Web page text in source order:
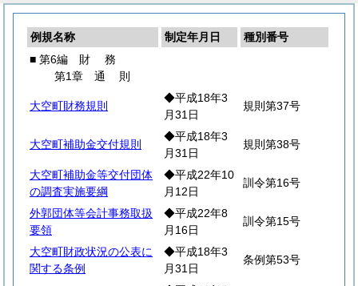
例規名称 制定年月日
種別番号
■ 第6編 財 務
第1章 通 則
大空町財務規則
◆平成18年3
月31日
規則第37号
大空町補助金交付規則
◆平成18年3
月31日
規則第38号
大空町補助金等交付団体
の調査実施要綱
◆平成22年10
月12日
訓令第16号
外郭団体等会計事務取扱
要領
◆平成22年8
月16日
訓令第15号
大空町財政状況の公表に
関する条例
◆平成18年3
月31日
条例第53号